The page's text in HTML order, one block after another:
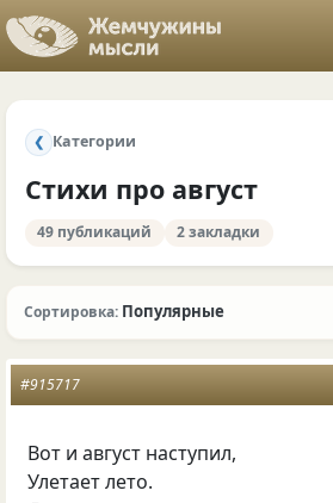
❮ Категории
Стихи про август
49 публикаций 2 закладки
Сортировка: Популярные
#915717
Вот и август наступил,
Улетает лето.